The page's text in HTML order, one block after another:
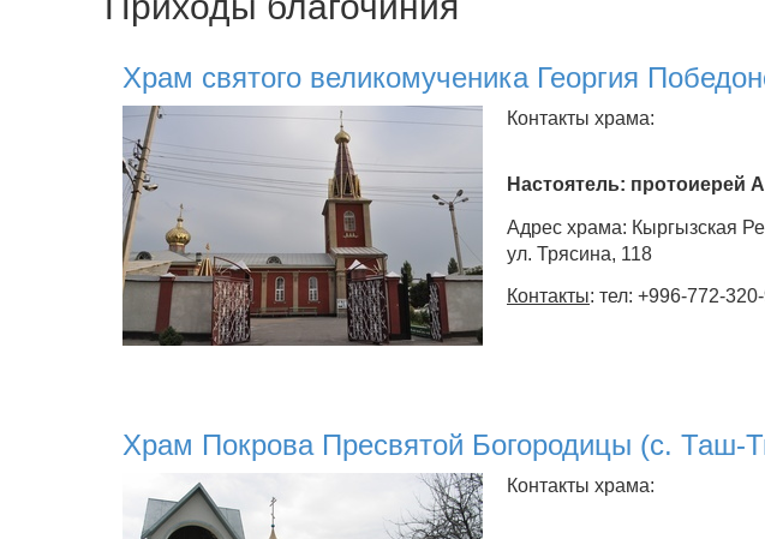
Храм святого великомученика Георгия
Контакты храма:
Настоятель: протоиерей
Адрес храма: Кыргызская
ул. Трясина, 118
Контакты: тел: +996-772-
Храм Покрова Пресвятой Богородицы (с. Таш-
Контакты храма: